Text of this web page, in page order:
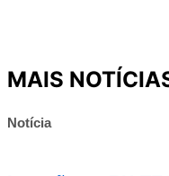
MAIS
Notícia